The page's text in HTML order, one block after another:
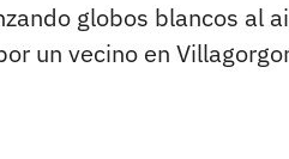
globos blancos al
un vecino en